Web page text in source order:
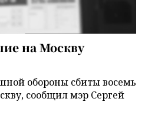
на Москву
обороны сбиты восемь
сообщил мэр Сергей